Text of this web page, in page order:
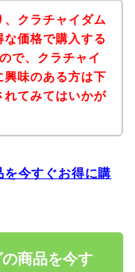
クラチャイダム
な価格で購入する
で、クラチャイ
興味のある方は下
れてみてはいかが
今すぐお得に購
商品を今す